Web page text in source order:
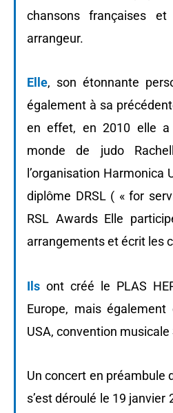
chansons françaises
arrangeur.
Elle, son étonnante
également à sa
en effet, en 2010 elle a
monde de judo
l’organisation
diplôme DRSL ( « for
RSL Awards Elle
arrangements et écrit les
Ils ont créé le PLAS
Europe, mais
USA, convention
Un concert en préambule
s’est déroulé le 19 janvier